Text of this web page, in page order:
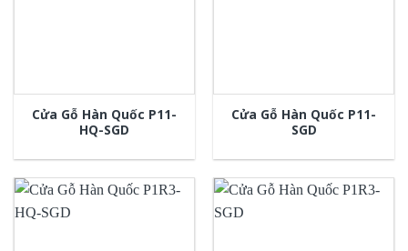
Cửa Gỗ Hàn Quốc P11-
HQ-SGD
Cửa Gỗ Hàn Quốc P11-
SGD